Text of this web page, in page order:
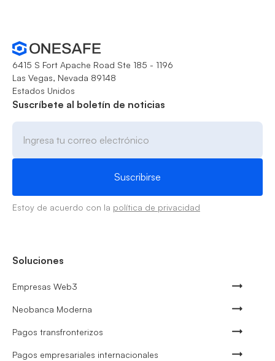
6415 S Fort Apache Road Ste 185 - 1196
Las Vegas, Nevada 89148
Estados Unidos
Suscríbete al boletín de noticias
Estoy de acuerdo con la política de privacidad
Soluciones
Empresas Web3
Neobanca Moderna
Pagos transfronterizos
Pagos empresariales internacionales